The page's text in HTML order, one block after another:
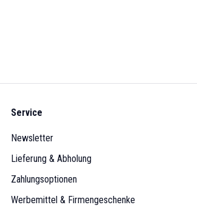
Service
Newsletter
Lieferung & Abholung
Zahlungsoptionen
Werbemittel & Firmengeschenke